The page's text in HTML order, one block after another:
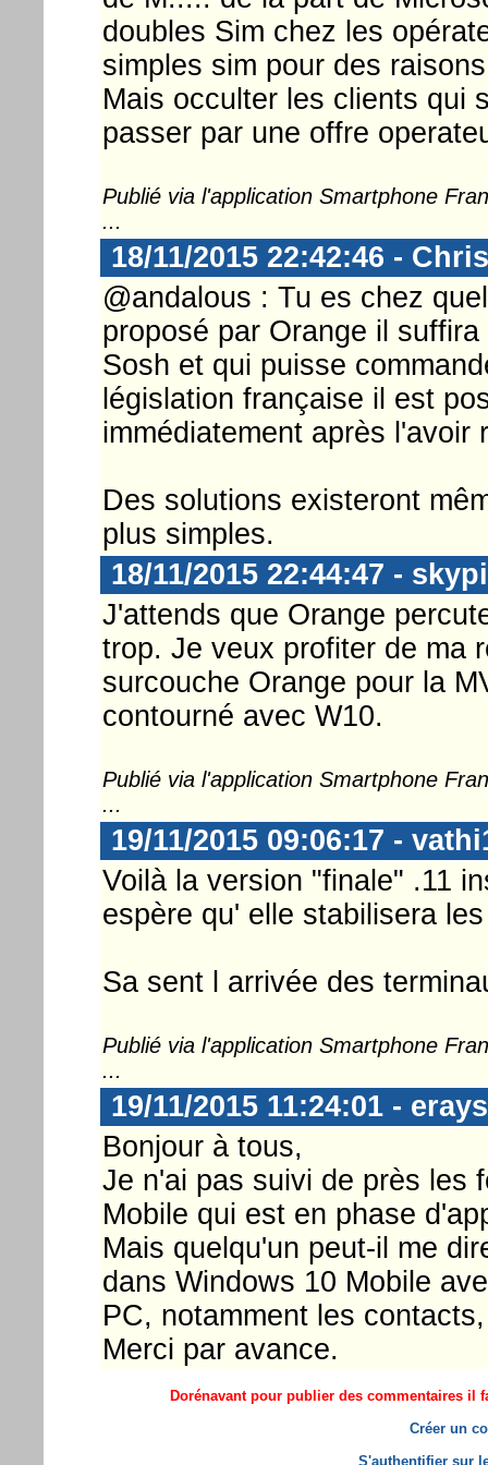
doubles Sim chez les
simples sim pour des
Mais occulter les clients qui
passer par une offre
Publié via l'application Smartphone
...
18/11/2015 22:42:46 -
@andalous : Tu es chez
proposé par Orange il
Sosh et qui puisse
législation française il est
immédiatement après l'avoir
Des solutions existeront
plus simples.
18/11/2015 22:44:47 -
J'attends que Orange
trop. Je veux profiter de ma
surcouche Orange pour la
contourné avec W10.
Publié via l'application Smartphone
...
19/11/2015 09:06:17 -
Voilà la version "finale" .11
espère qu' elle stabilisera
Sa sent l arrivée des
Publié via l'application Smartphone
...
19/11/2015 11:24:01 - erays
Bonjour à tous,
Je n'ai pas suivi de près les
Mobile qui est en phase
Mais quelqu'un peut-il me
dans Windows 10 Mobile
PC, notamment les
Merci par avance.
Dorénavant pour publier des commentaires il
Créer un
S'authentifier sur